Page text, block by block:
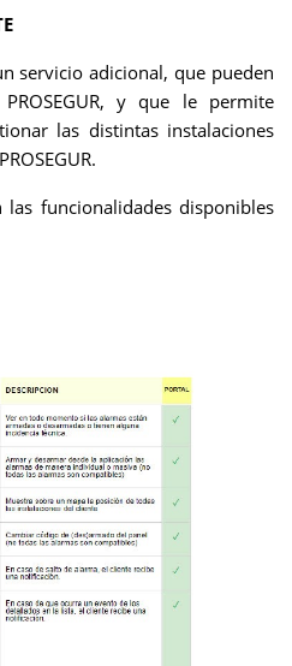
servicio adicional, que pueden
y que le permite
las distintas instalaciones
funcionalidades disponibles